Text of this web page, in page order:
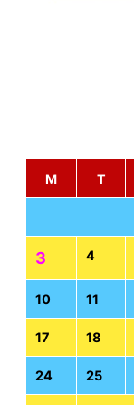
M
T
3 4
10 11
17 18
24 25